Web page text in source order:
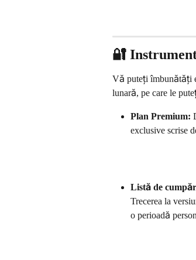
🔐
Vă puteți îmbunătăți
lunară, pe care le
Plan Premium:
exclusive scrise
Listă de
Trecerea la
o perioadă